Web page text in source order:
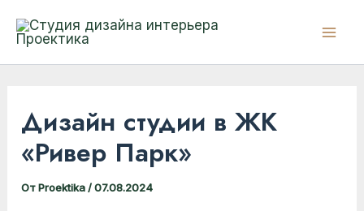
Дизайн студии в ЖК
«Ривер Парк»
ОтProektika/07.08.2024